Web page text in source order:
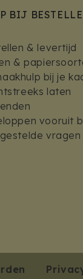
BIJ
& levertijd
&
bij je
laten
vooruit
vragen